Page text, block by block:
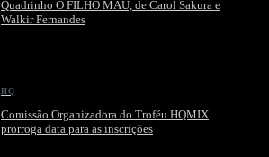
Quadrinho O FILHO MAU, de Carol Sakura e
Walkir Fernandes
HQ
Comissão Organizadora do Troféu HQMIX
prorroga data para as inscrições